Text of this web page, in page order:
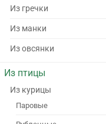
Из гречки
Из манки
Из овсянки
Из птицы
Из курицы
Паровые